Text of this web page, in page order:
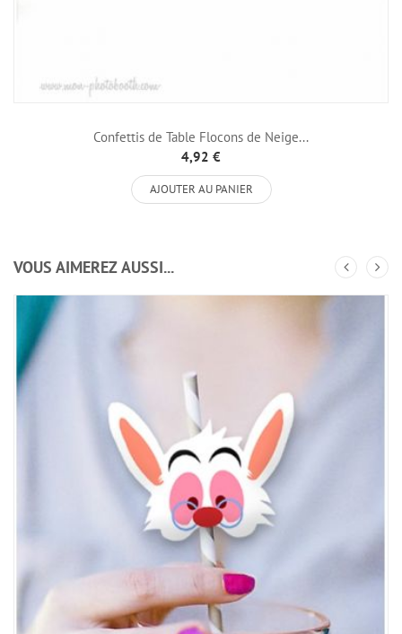
Confettis de Table Flocons de Neige...
4,92 €
AJOUTER AU PANIER
VOUS AIMEREZ AUSSI...